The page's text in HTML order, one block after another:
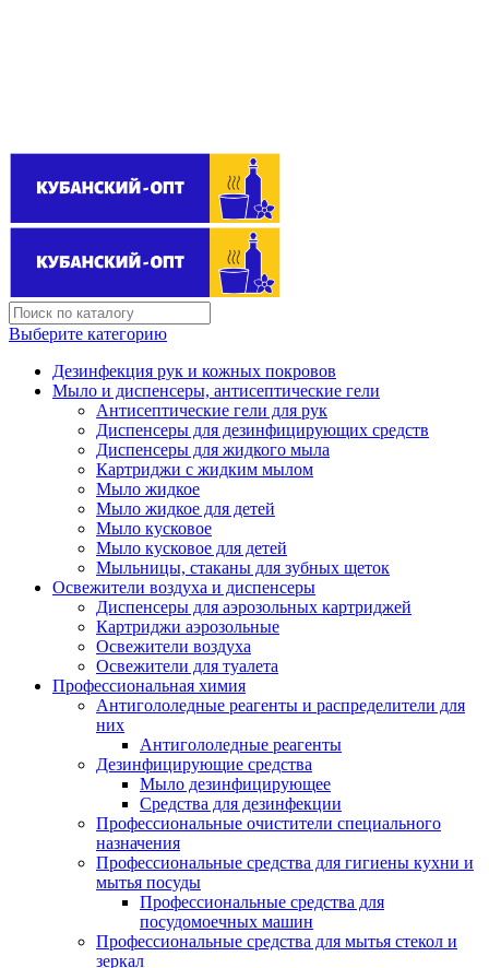
Выберите категорию
Дезинфекция рук и кожных покровов
Мыло и диспенсеры, антисептические гели
Антисептические гели для рук
Диспенсеры для дезинфицирующих средств
Диспенсеры для жидкого мыла
Картриджи с жидким мылом
Мыло жидкое
Мыло жидкое для детей
Мыло кусковое
Мыло кусковое для детей
Мыльницы, стаканы для зубных щеток
Освежители воздуха и диспенсеры
Диспенсеры для аэрозольных картриджей
Картриджи аэрозольные
Освежители воздуха
Освежители для туалета
Профессиональная химия
Антигололедные реагенты и распределители для
них
Антигололедные реагенты
Дезинфицирующие средства
Мыло дезинфицирующее
Средства для дезинфекции
Профессиональные очистители специального
назначения
Профессиональные средства для гигиены кухни и
мытья посуды
Профессиональные средства для
посудомоечных машин
Профессиональные средства для мытья стекол и
зеркал